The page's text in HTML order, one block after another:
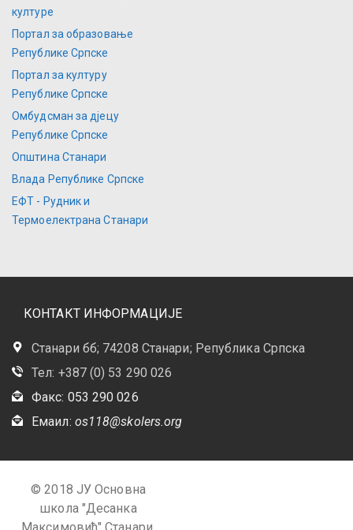
културе
Портал за образовање
Републике Српске
Портал за културу
Републике Српске
Омбудсман за дјецу
Републике Српске
Општина Станари
Влада Републике Српске
ЕФТ - Рудник и
Термоелектрана Станари
КОНТАКТ ИНФОРМАЦИЈЕ
Станари бб; 74208 Станари; Република Српска
Тел: +387 (0) 53 290 026
Факс: 053 290 026
Емаил: os118@skolers.org
© 2018 ЈУ Основна
школа "Десанка